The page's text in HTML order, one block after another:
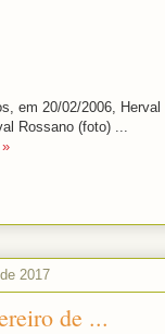
em 20/02/2006,
Rossano (foto) ...
2017
de ...